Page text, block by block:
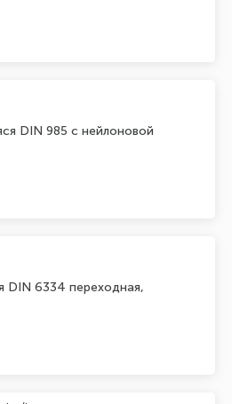
DIN 985 с нейлоновой
DIN 6334 переходная,